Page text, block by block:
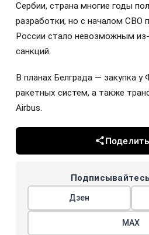
Сербии, страна многие годы
разработки, но с началом СВО
России стало невозможным
санкций.
В планах Белграда — закупка у
ракетных систем, а также
Airbus.
Дзен
МАХ